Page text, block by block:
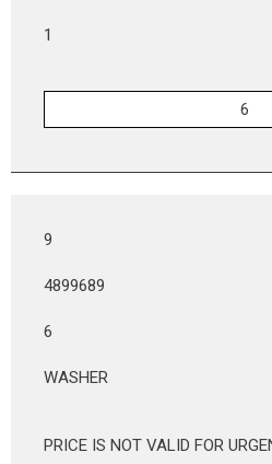
1
9
4899689
6
WASHER
PRICE IS NOT VALID FOR